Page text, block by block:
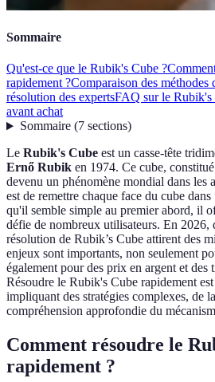
Sommaire
Qu'est-ce que le Rubik's Cube ?
rapidement ?Comparaison des méthodes
résolution des expertsFAQ sur le Rubik's
avant achat
Sommaire(7 sections)
Le Rubik's Cube est un casse-tête
Ernő Rubik en 1974. Ce cube,
devenu un phénomène mondial dans les
est de remettre chaque face du cube
qu'il semble simple au premier abord, il
défie de nombreux utilisateurs. En 2026,
résolution de Rubik’s Cube attirent des
enjeux sont importants, non seulement
également pour des prix en argent et des
Résoudre le Rubik's Cube rapidement
impliquant des stratégies complexes, de
compréhension approfondie du
Comment résoudre le
rapidement ?